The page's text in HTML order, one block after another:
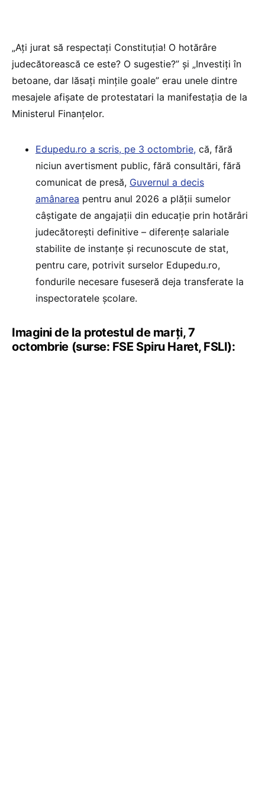
„Ați jurat să respectați Constituția! O hotărâre
judecătorească ce este? O sugestie?” și „Investiți în
betoane, dar lăsați mințile goale” erau unele dintre
mesajele afișate de protestatari la manifestația de la
Ministerul Finanțelor.
Edupedu.ro a scris, pe 3 octombrie, că, fără
niciun avertisment public, fără consultări, fără
comunicat de presă, Guvernul a decis
amânarea pentru anul 2026 a plății sumelor
câștigate de angajații din educație prin hotărâri
judecătorești definitive – diferențe salariale
stabilite de instanțe și recunoscute de stat,
pentru care, potrivit surselor Edupedu.ro,
fondurile necesare fuseseră deja transferate la
inspectoratele școlare.
Imagini de la protestul de marți, 7
octombrie (surse: FSE Spiru Haret, FSLI):